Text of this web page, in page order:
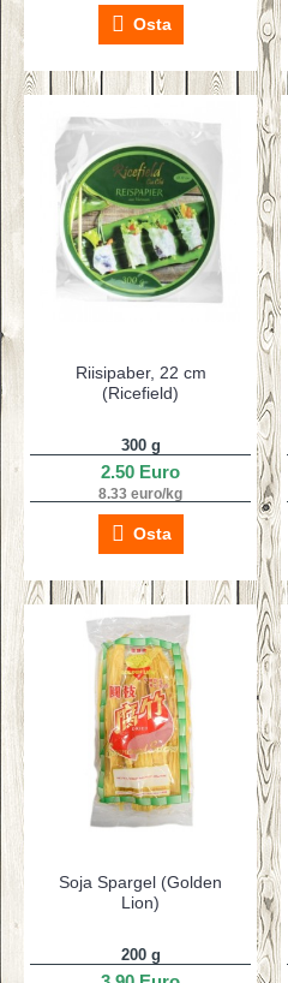
Osta
Riisipaber, 22 cm
(Ricefield)
300 g
2.50 Euro
8.33 euro/kg
Osta
Soja Spargel (Golden
Lion)
200 g